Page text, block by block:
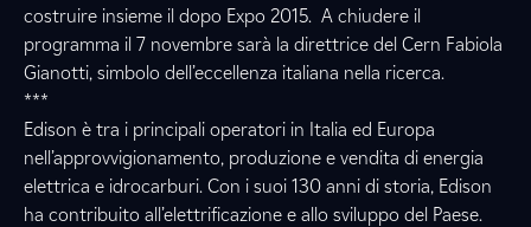
costruire insieme il dopo Expo 2015. A chiudere il
programma il 7 novembre sarà la direttrice del Cern Fabiola
Gianotti, simbolo dell’eccellenza italiana nella ricerca.
***
Edison è tra i principali operatori in Italia ed Europa
nell’approvvigionamento, produzione e vendita di energia
elettrica e idrocarburi. Con i suoi 130 anni di storia, Edison
ha contribuito all’elettrificazione e allo sviluppo del Paese.